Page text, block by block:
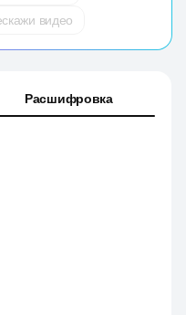
видео
Расшифровка